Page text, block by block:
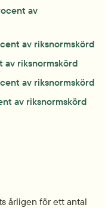
av
av riksnormskörd
av riksnormskörd
av riksnormskörd
av riksnormskörd
årligen för ett antal